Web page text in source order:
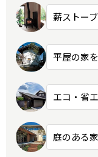
薪ストー
平屋の家
エコ・省
庭のある